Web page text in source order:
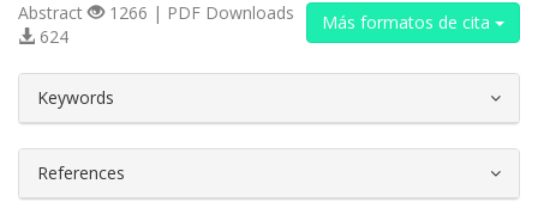
Más formatos de cita
Abstract
1266 | PDF Downloads
624
Keywords
References